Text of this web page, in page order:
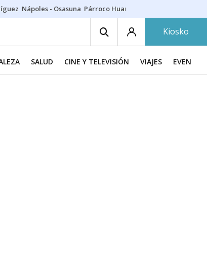
Nápoles - Osasuna Párroco Huarte
Kiosko
SALUD CINE Y TELEVISIÓN VIAJES